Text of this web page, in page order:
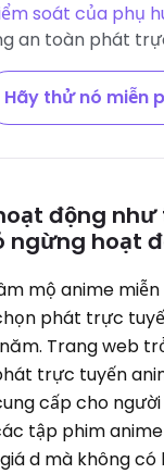
soát của phụ
an toàn phát
Hãy thử nó miễn
động như
ngừng hoạt
mộ anime
phát trực
Trang web
trực tuyến
cấp cho
tập phim
d mà không có